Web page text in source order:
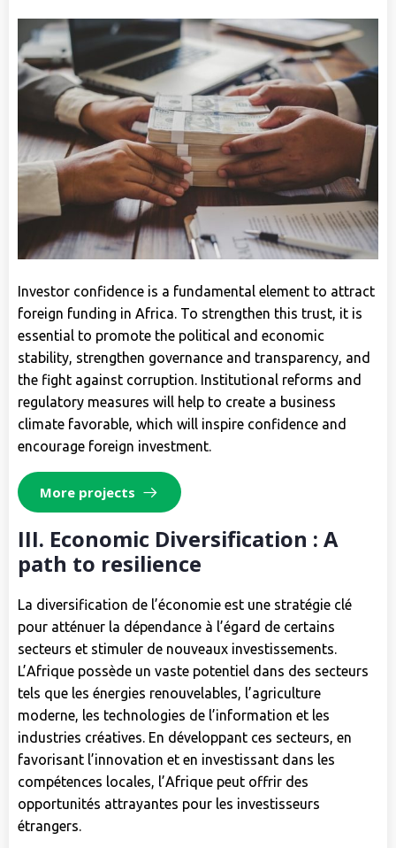
Investor confidence is a fundamental element to attract
foreign funding in Africa. To strengthen this trust, it is
essential to promote the political and economic
stability, strengthen governance and transparency, and
the fight against corruption. Institutional reforms and
regulatory measures will help to create a business
climate favorable, which will inspire confidence and
encourage foreign investment.
more projects
III. Economic Diversification : A
path to resilience
La diversification de l’économie est une stratégie clé
pour atténuer la dépendance à l’égard de certains
secteurs et stimuler de nouveaux investissements.
L’Afrique possède un vaste potentiel dans des secteurs
tels que les énergies renouvelables, l’agriculture
moderne, les technologies de l’information et les
industries créatives. En développant ces secteurs, en
favorisant l’innovation et en investissant dans les
compétences locales, l’Afrique peut offrir des
opportunités attrayantes pour les investisseurs
étrangers.